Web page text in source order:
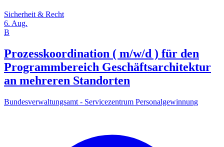
Sicherheit & Recht
6. Aug.
B
Prozesskoordination ( m/w/d ) für den
Programmbereich Geschäftsarchitektur
an mehreren Standorten
Bundesverwaltungsamt - Servicezentrum Personalgewinnung